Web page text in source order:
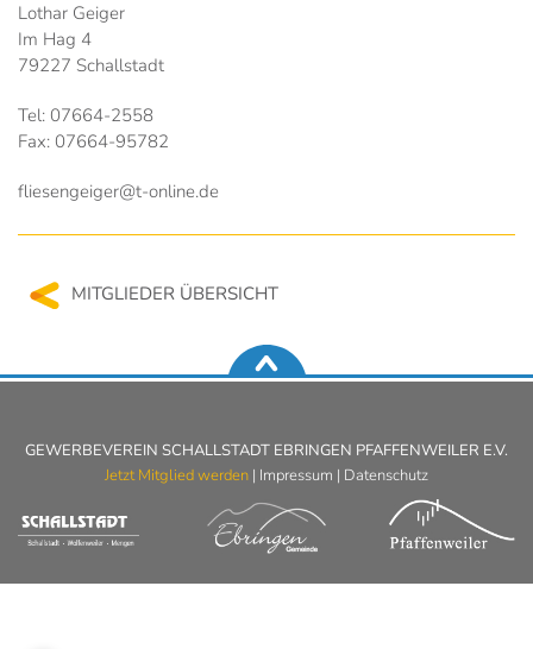
Lothar Geiger
Im Hag 4
79227 Schallstadt
Tel: 07664-2558
Fax: 07664-95782
fliesengeiger@t-online.de
MITGLIEDER ÜBERSICHT
GEWERBEVEREIN SCHALLSTADT EBRINGEN PFAFFENWEILER E.V.
Jetzt Mitglied werden | Impressum | Datenschutz